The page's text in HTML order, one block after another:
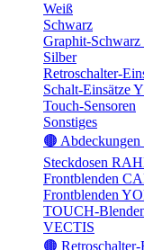
Weiß
Schwarz
Graphit-Schwarz
Silber
Retroschalter-
Schalt-Einsätze
Touch-Sensoren
Sonstiges
🟤
Steckdosen
Frontblenden
Frontblenden
TOUCH-
VECTIS
🟤 Retroschalter-